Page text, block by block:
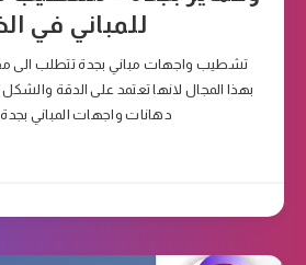
للمباني في
تشطيب واجهات مباني بجدة تتطلب الى
بهذا المجال لانها تعتمد على الدقة
دهانات واجهات المباني